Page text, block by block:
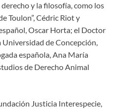
y la filosofía, como los
Toulon”, Cédric Riot y
Oscar Horta; el Doctor
de Concepción,
española, Ana María
de Derecho Animal
Justicia Interespecie,